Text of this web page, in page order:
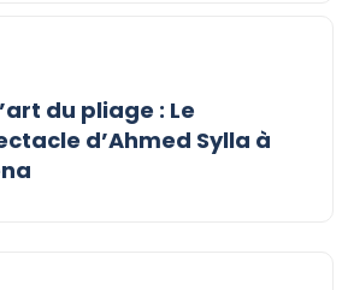
du pliage : Le
d’Ahmed Sylla à